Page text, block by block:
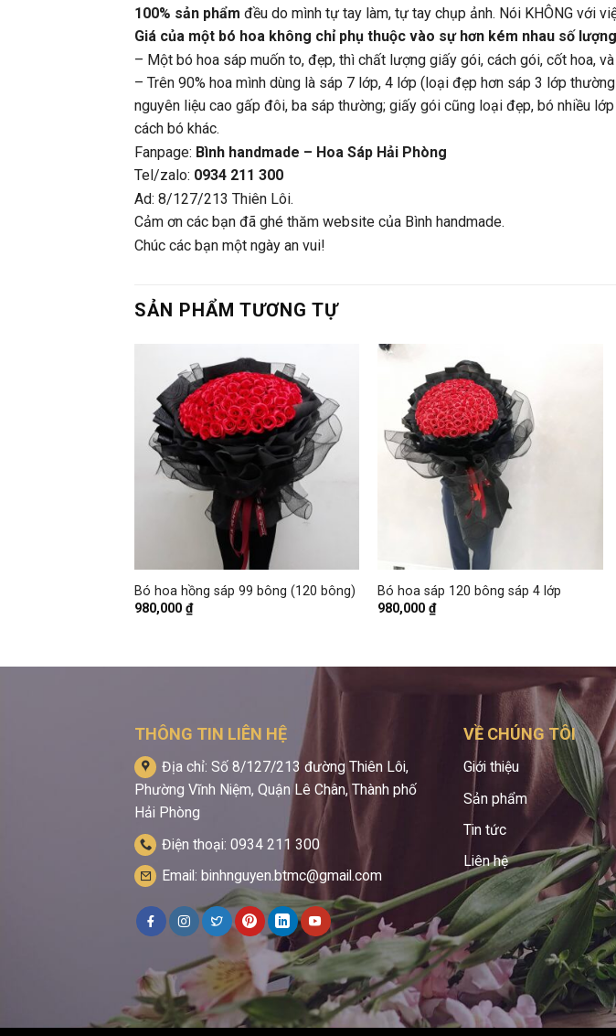
100% sản phẩm đều do mình tự tay làm, tự tay chụp ảnh. Nói KHÔNG với
Giá của một bó hoa không chỉ phụ thuộc vào sự hơn kém nhau số
– Một bó hoa sáp muốn to, đẹp, thì chất lượng giấy gói, cách gói, cốt hoa,
– Trên 90% hoa mình dùng là sáp 7 lớp, 4 lớp (loại đẹp hơn sáp 3 lớp
nguyên liệu cao gấp đôi, ba sáp thường; giấy gói cũng loại đẹp, bó nhiều
cách bó khác.
Fanpage: Bình handmade – Hoa Sáp Hải Phòng
Tel/zalo: 0934 211 300
Ad: 8/127/213 Thiên Lôi.
Cảm ơn các bạn đã ghé thăm website của Bình handmade.
Chúc các bạn một ngày an vui!
SẢN PHẨM TƯƠNG TỰ
Bó hoa hồng sáp 99 bông (120 bông)
980,000 ₫
Bó hoa sáp 120 bông sáp 4 lớp
980,000₫
THÔNG TIN LIÊN HỆ
Địa chỉ: Số 8/127/213 đường Thiên Lôi,
Phường Vĩnh Niệm, Quận Lê Chân, Thành phố
Hải Phòng
Điện thoại: 0934 211 300
Email: binhnguyen.btmc@gmail.com
VỀ CHÚNG TÔI
Giới thiệu
Sản phẩm
Tin tức
Liên hệ